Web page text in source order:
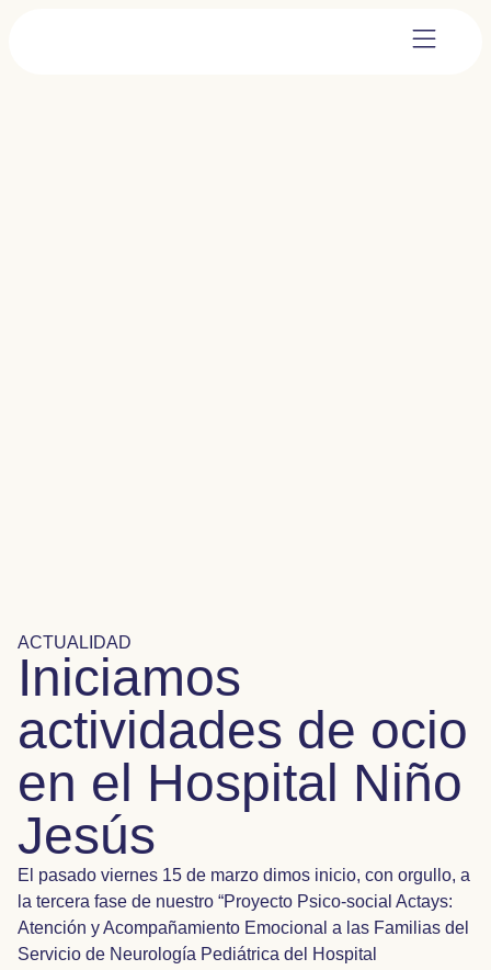
ACTUALIDAD
Iniciamos
actividades de ocio
en el Hospital Niño
Jesús
El pasado viernes 15 de marzo dimos inicio, con orgullo, a
la tercera fase de nuestro “Proyecto Psico-social Actays:
Atención y Acompañamiento Emocional a las Familias del
Servicio de Neurología Pediátrica del Hospital